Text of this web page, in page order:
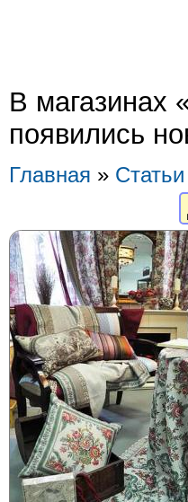
В магазинах
появились
Главная » Статьи